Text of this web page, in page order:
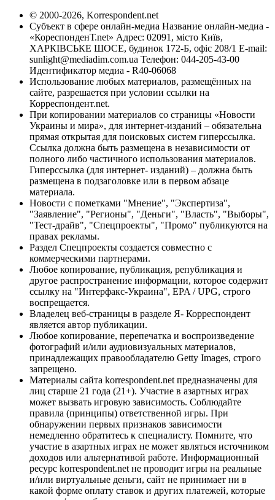
© 2000-2026, Korrespondent.net
Субъект в сфере онлайн-медиа Название онлайн-медиа -
«КореспонденТ.net» Адрес: 02091, місто Київ,
ХАРКІВСЬКЕ ШОСЕ, будинок 172-Б, офіс 208/1 E-mail:
sunlight@mediadim.com.ua Телефон: 044-205-43-00
Идентификатор медиа - R40-06068
Использование любых материалов, размещённых на
сайте, разрешается при условии ссылки на
Корреспондент.net.
При копировании материалов со страницы «Новости
Украины и мира», для интернет-изданий – обязательна
прямая открытая для поисковых систем гиперссылка.
Ссылка должна быть размещена в независимости от
полного либо частичного использования материалов.
Гиперссылка (для интернет- изданий) – должна быть
размещена в подзаголовке или в первом абзаце
материала.
Новости с пометками "Мнение", "Экспертиза",
"Заявление", "Регионы", "Деньги", "Власть", "Выборы",
"Тест-драйв", "Спецпроекты", "Промо" публикуются на
правах рекламы.
Раздел Спецпроекты создается совместно с
коммерческими партнерами.
Любое копирование, публикация, републикация и
другое распространение информации, которое содержит
ссылку на "Интерфакс-Украина", EPA / UPG, строго
воспрещается.
Владелец веб-страницы в разделе Я- Корреспондент
является автор публикации.
Любое копирование, перепечатка и воспроизведение
фотографий и/или аудиовизуальных материалов,
принадлежащих правообладателю Getty Images, строго
запрещено.
Материалы сайта korrespondent.net предназначены для
лиц старше 21 года (21+). Участие в азартных играх
может вызвать игровую зависимость. Соблюдайте
правила (принципы) ответственной игры. При
обнаружении первых признаков зависимости
немедленно обратитесь к специалисту. Помните, что
участие в азартных играх не может являться источником
доходов или альтернативой работе. Информационный
ресурс korrespondent.net не проводит игры на реальные
и/или виртуальные деньги, сайт не принимает ни в
какой форме оплату ставок и других платежей, которые